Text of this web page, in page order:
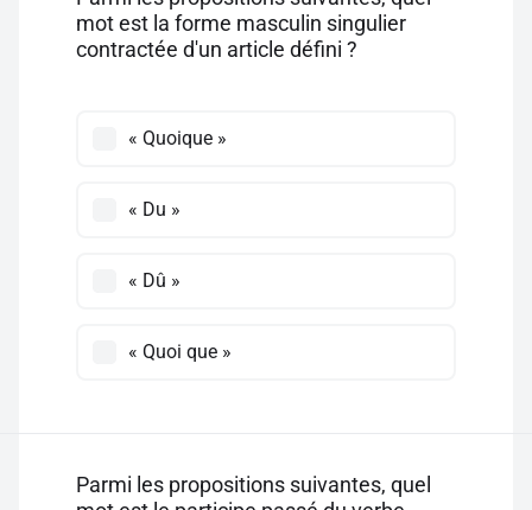
Pour profiter de 10 contenus offerts.
mot est la forme masculin singulier
contractée d'un article défini ?
« Quoique »
« Du »
« Dû »
« Quoi que »
Parmi les propositions suivantes, quel